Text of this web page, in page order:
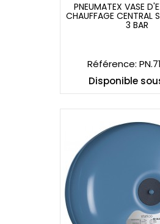
PNEUMATEX VASE
PNEUMATEX VASE
CHAUFFAGE CENTRAL
3 BAR
Référence:
Disponible